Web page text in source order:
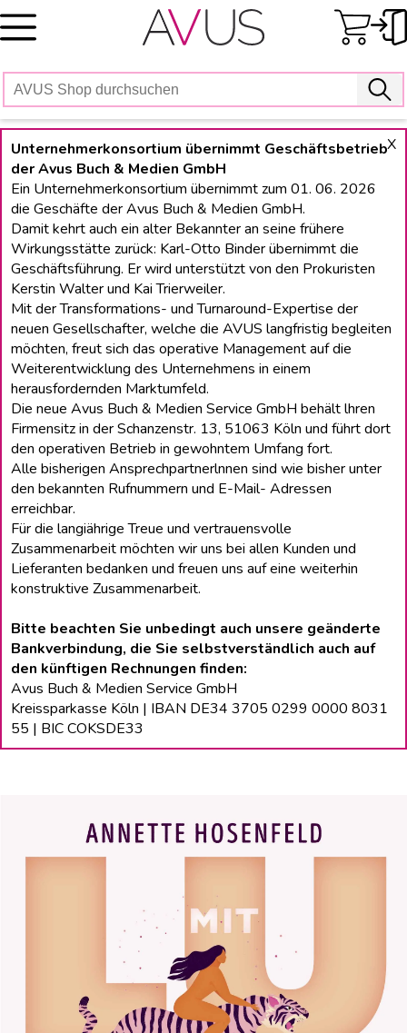
Skip
to
X
Unternehmerkonsortium übernimmt Geschäftsbetrieb
der Avus Buch & Medien GmbH
Ein Unternehmerkonsortium übernimmt zum 01. 06. 2026
die Geschäfte der Avus Buch & Medien GmbH.
Damit kehrt auch ein alter Bekannter an seine frühere
Wirkungsstätte zurück: Karl-Otto Binder übernimmt die
Geschäftsführung. Er wird unterstützt von den Prokuristen
Kerstin Walter und Kai Trierweiler.
Mit der Transformations- und Turnaround-Expertise der
neuen Gesellschafter, welche die AVUS langfristig begleiten
möchten, freut sich das operative Management auf die
Weiterentwicklung des Unternehmens in einem
herausfordernden Marktumfeld.
Die neue Avus Buch & Medien Service GmbH behält lhren
Firmensitz in der Schanzenstr. 13, 51063 Köln und führt dort
den operativen Betrieb in gewohntem Umfang fort.
Alle bisherigen Ansprechpartnerlnnen sind wie bisher unter
den bekannten Rufnummern und E-Mail- Adressen
erreichbar.
Für die langiährige Treue und vertrauensvolle
Zusammenarbeit möchten wir uns bei allen Kunden und
Lieferanten bedanken und freuen uns auf eine weiterhin
konstruktive Zusammenarbeit.
Bitte beachten Sie unbedingt auch unsere geänderte
Bankverbindung, die Sie selbstverständlich auch auf
den künftigen Rechnungen finden:
Avus Buch & Medien Service GmbH
Kreissparkasse Köln | IBAN DE34 3705 0299 0000 8031
55 | BIC COKSDE33